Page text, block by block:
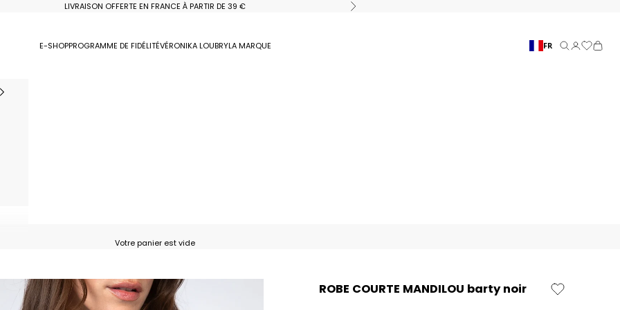
LIVRAISON OFFERTE EN FRANCE À PARTIR DE 39 € Suivant
E-SHOPPROGRAMME DE FIDÉLITÉVÉRONIKA LOUBRYLA MARQUE FR Recherche
Connexion
Panier
Votre panier est vide
ROBE COURTE MANDILOU barty noir